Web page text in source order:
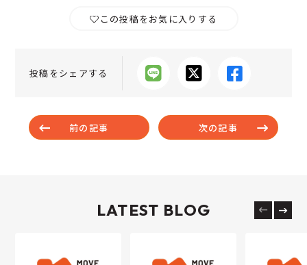
この投稿をお気に入りする
投稿をシェアする
前の記事 次の記事
LATEST BLOG